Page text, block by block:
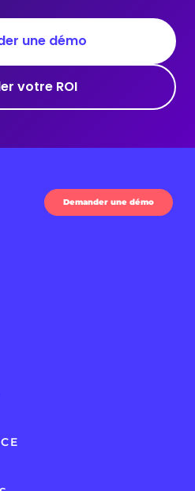
une démo
votre ROI
Demander une démo